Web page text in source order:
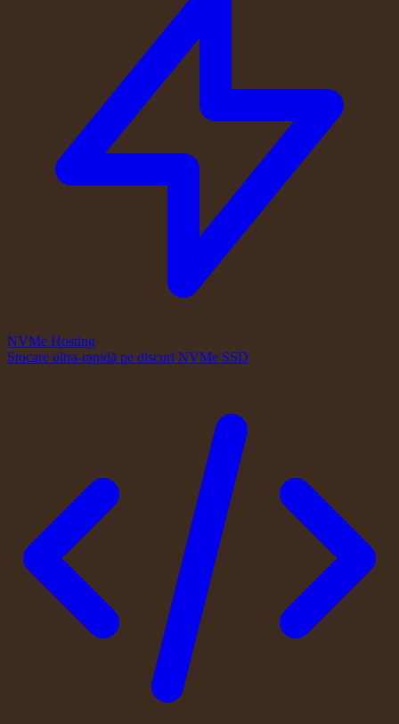
NVMe Hosting
Stocare ultra-rapidă pe discuri NVMe SSD